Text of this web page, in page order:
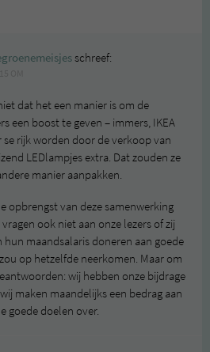
schreef:
dat het een manier is om de
een boost te geven – immers, IKEA
se rijk worden door de verkoop van
LEDlampjes extra. Dat zouden ze
manier aanpakken.
opbrengst van deze samenwerking
ook niet aan onze lezers of zij
hun maandsalaris doneren aan goede
op hetzelfde neerkomen. Maar om
wij hebben onze bijdrage
maken maandelijks een bedrag aan
goede doelen over.